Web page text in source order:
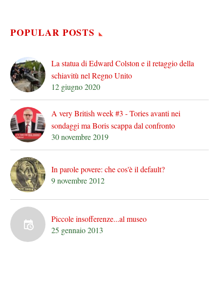
POPULAR POSTS
La statua di Edward Colston e il retaggio della
schiavitù nel Regno Unito
12 giugno 2020
A very British week #3 - Tories avanti nei
sondaggi ma Boris scappa dal confronto
30 novembre 2019
In parole povere: che cos'è il default?
9 novembre 2012
Piccole insofferenze...al museo
25 gennaio 2013